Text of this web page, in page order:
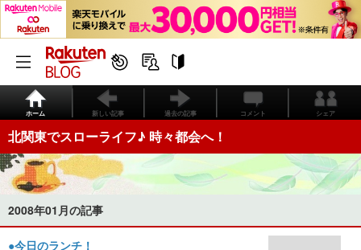
ホーム 新しい記事 過去の記事 コメント シェア
北関東でスローライフ♪ 時々都会へ！
2008年01月の記事
●今日のランチ！